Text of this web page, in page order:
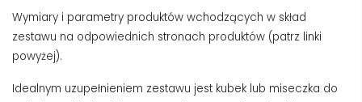
Wymiary i parametry produktów wchodzących w skład
zestawu na odpowiednich stronach produktów (patrz linki
powyżej).
Idealnym uzupełnieniem zestawu jest kubek lub miseczka do